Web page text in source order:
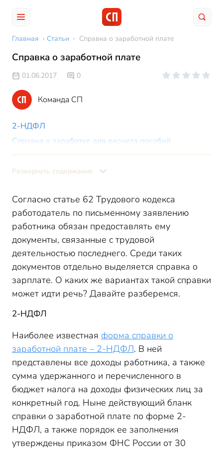
Главная › Статьи › Справка о заработной плате
Справка о заработной плате
01.06.2017 0
Команда СП
2-НДФЛ
Справка о заработке для расчета пособий
Справка для центра занятости
Образец справки о зарплате в свободной форме
Развернуть содержание
Согласно статье 62 Трудового кодекса
работодатель по письменному заявлению
работника обязан предоставлять ему
документы, связанные с трудовой
деятельностью последнего. Среди таких
документов отдельно выделяется справка о
зарплате. О каких же вариантах такой справки
может идти речь? Давайте разберемся.
2-НДФЛ
Наиболее известная форма справки о
заработной плате – 2-НДФЛ. В ней
представлены все доходы работника, а также
сумма удержанного и перечисленного в
бюджет налога на доходы физических лиц за
конкретный год. Ныне действующий бланк
справки о заработной плате по форме 2-
НДФЛ, а также порядок ее заполнения
утверждены приказом ФНС России от 30